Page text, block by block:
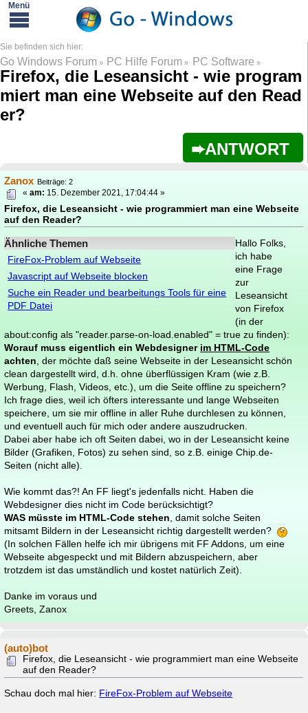
Go Windows Forum » PC Hilfe Forum » PC Software »
Firefox, die Leseansicht - wie program
miert man eine Webseite auf den Read
er?
ANTWORT
Zanox Beiträge: 2
Firefox, die Leseansicht - wie programmiert man eine Webseite
auf den Reader?
«am: 15. Dezember 2021, 17:04:44 »
Ähnliche Themen
FireFox-Problem auf Webseite
Javascript auf Webseite blocken
Suche ein Reader und bearbeitungs Tools für eine
PDF Datei
Hallo Folks,
ich habe
eine Frage
zur
Leseansicht
von Firefox
(in der
about:config als "reader.parse-on-load.enabled" = true zu finden):
Worauf muss eigentlich ein Webdesigner im HTML-Code
achten , der möchte daß seine Webseite in der Leseansicht schön
clean dargestellt wird, d.h. ohne überflüssigen Kram (wie z.B.
Werbung, Flash, Videos, etc.), um die Seite offline zu speichern?
Ich frage dies, weil ich öfters interessante und lange Webseiten
speichere, um sie mir offline in aller Ruhe durchlesen zu können,
und eventuell auch für mich oder andere auszudrucken.
Dabei aber habe ich oft Seiten dabei, wo in der Leseansicht keine
Bilder (Grafiken, Fotos) zu sehen sind, so z.B. einige Chip.de-
Seiten (nicht alle).
Wie kommt das?! An FF liegt's jedenfalls nicht. Haben die
Webdesigner dies nicht im Code berücksichtigt?
WAS müsste im HTML-Code stehen , damit solche Seiten
mitsamt Bildern in der Leseansicht richtig dargestellt werden?
(In solchen Fällen helfe ich mir übrigens mit FF Addons, um eine
Webseite abgespeckt und mit Bildern abzuspeichern, aber
trotzdem ist das umständlich und kostet natürlich Zeit).
Danke im voraus und
Greets, Zanox
(auto)bot
Firefox, die Leseansicht - wie programmiert man eine Webseite
auf den Reader?
Schau doch mal hier: FireFox-Problem auf Webseite